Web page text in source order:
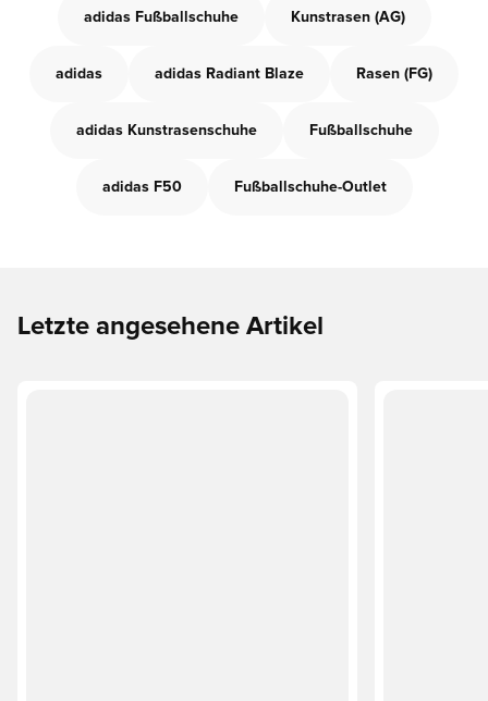
adidas Fußballschuhe Kunstrasen (AG)
adidas adidas Radiant Blaze Rasen (FG)
adidas Kunstrasenschuhe Fußballschuhe
adidas F50 Fußballschuhe-Outlet
Letzte angesehene Artikel